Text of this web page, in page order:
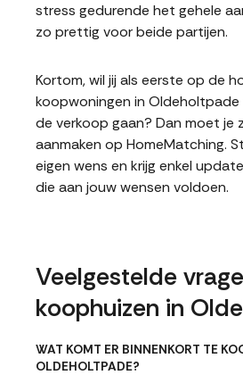
stress gedurende het gehele
zo prettig voor beide partijen.
Kortom, wil jij als eerste op de
koopwoningen in Oldeholtpade
de verkoop gaan? Dan moet je
aanmaken op HomeMatching.
eigen wens en krijg enkel
die aan jouw wensen voldoen.
Veelgestelde
koophuizen in
WAT KOMT ER BINNENKORT TE
OLDEHOLTPADE?